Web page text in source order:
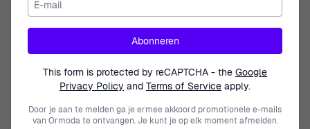
ICE WATCH
Digitaal 'Ice smart tks 2.0 -
Horloge 025622
€ 169,00
ICE WATCH
Analoog 'Ice forever - dark blue'
€ 99,00
Abonneren
This form is protected by reCAPTCHA - the Google
Privacy Policy and Terms of Service apply.
Door je aan te melden ga je ermee akkoord promotionele e-mails
van Ormoda te ontvangen. Je kunt je op elk moment afmelden.